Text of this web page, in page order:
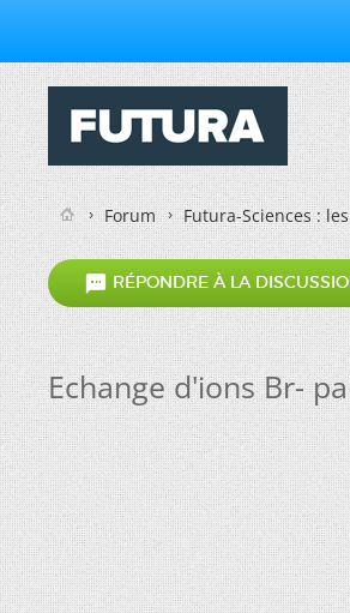
Forum Futura-Sciences :
 RÉPONDRE À LA
Echange d'ions Br-